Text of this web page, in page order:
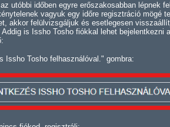
utóbbi időben egyre erőszakosabban lépnek
vagyuk egy időre regisztráció mögé
akkor felülvizsgáljuk és esetlegesen
is Issho Tosho fiókkal lehet bejelentkezni
Issho Tosho felhasználóval." gombra: